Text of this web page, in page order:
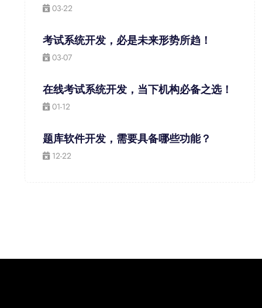
03-22
考试系统开发，必是未来形势所趋！
03-07
在线考试系统开发，当下机构必备之选！
01-12
题库软件开发，需要具备哪些功能？
12-22